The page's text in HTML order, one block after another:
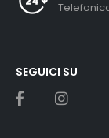
SEGUICI SU